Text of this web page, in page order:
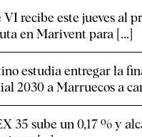
VI recibe este jueves al
en Marivent para [...]
estudia entregar la
2030 a Marruecos a
35 sube un 0,17 % y